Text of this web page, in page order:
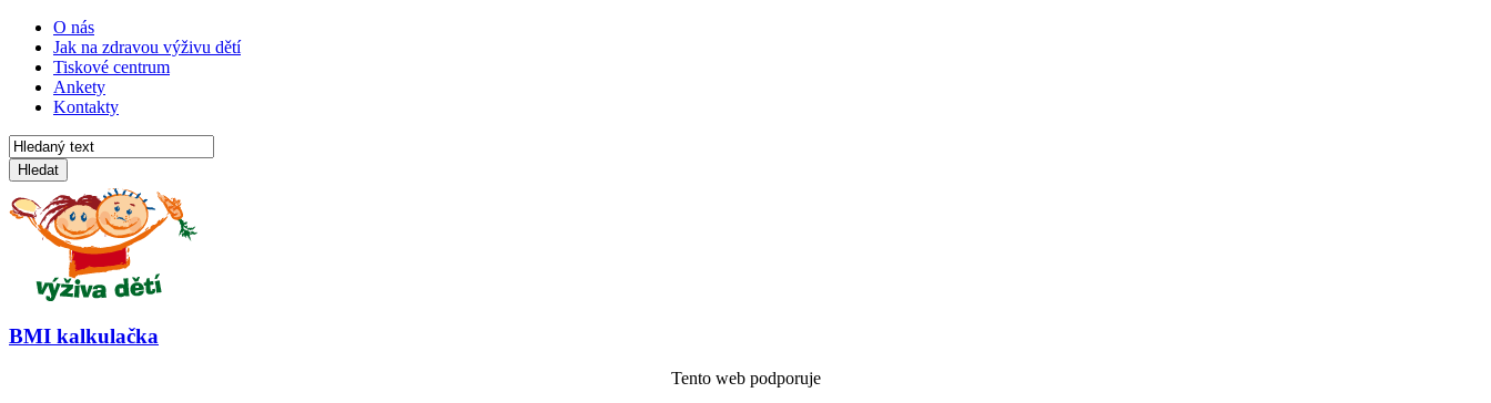
O nás
Jak na zdravou výživu dětí
Tiskové centrum
Ankety
Kontakty
Hledat
BMI kalkulačka
Tento web podporuje